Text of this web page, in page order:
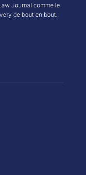
Journal comme le
de bout en bout.